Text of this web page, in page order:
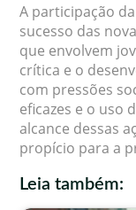
A participação
sucesso das
que envolvem
crítica e o
com pressões
eficazes e o uso
alcance dessas
propício para a
Leia também: